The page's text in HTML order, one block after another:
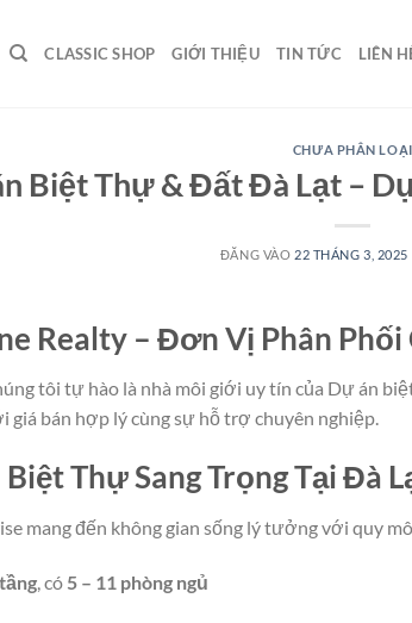
CLASSIC SHOP GIỚI THIỆU TIN TỨC LIÊN
CHƯA PHÂN LOẠI
Biệt Thự & Đất Đà Lạt –
ĐĂNG VÀO 22 THÁNG 3, 2025
Realty – Đơn Vị Phân Phối
tôi tự hào là nhà môi giới uy tín của Dự án
giá bán hợp lý cùng sự hỗ trợ chuyên nghiệp.
Thự Sang Trọng Tại Đà
mang đến không gian sống lý tưởng với quy
, có 5 – 11 phòng ngủ